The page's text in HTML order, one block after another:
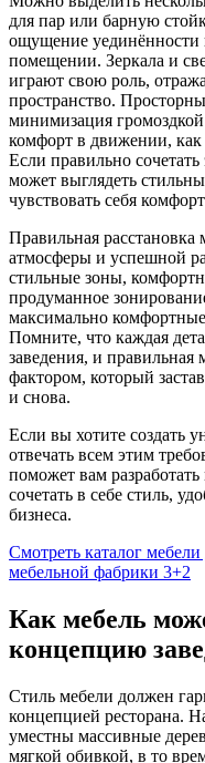
для пар или барную
ощущение уединённости
помещении. Зеркала и
играют свою роль,
пространство.
минимизация громоздкой
комфорт в движении, как
Если правильно
может выглядеть
чувствовать себя
Правильная
атмосферы и успешной
стильные зоны,
продуманное
максимально
Помните, что каждая
заведения, и
фактором, который
и снова.
Если вы хотите создать
отвечать всем этим
поможет вам разработать
сочетать в себе стиль,
бизнеса.
Смотреть каталог
мебельной фабрики 3+2
Как мебель
концепцию
Стиль мебели должен
концепцией ресторана.
уместны массивные
мягкой обивкой, в то